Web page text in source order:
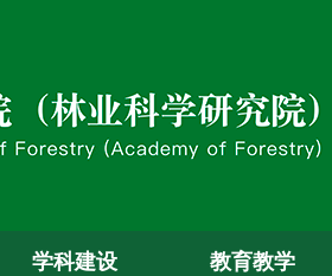
学科建设 教育教学